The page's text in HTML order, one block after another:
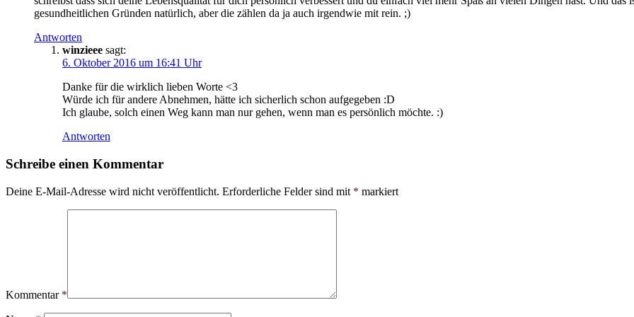
gesundheitlichen Gründen natürlich, aber die zählen da ja auch irgendwie mit rein. ;)
Antworten
winzieee sagt:
6. Oktober 2016 um 16:41 Uhr
Danke für die wirklich lieben Worte <3
Würde ich für andere Abnehmen, hätte ich sicherlich schon aufgegeben :D
Ich glaube, solch einen Weg kann man nur gehen, wenn man es persönlich möchte. :)
Antworten
Schreibe einen Kommentar
Deine E-Mail-Adresse wird nicht veröffentlicht. Erforderliche Felder sind mit * markiert
Kommentar *